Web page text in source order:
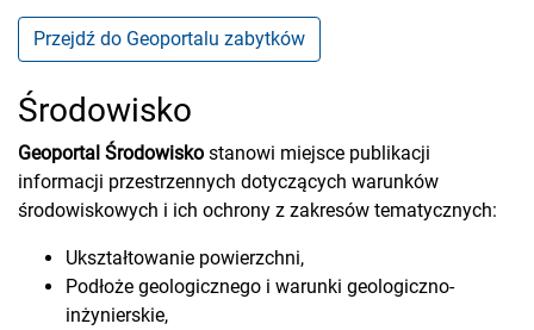
Przejdź do Geoportalu zabytków
Środowisko
Geoportal Środowisko stanowi miejsce publikacji
informacji przestrzennych dotyczących warunków
środowiskowych i ich ochrony z zakresów tematycznych:
Ukształtowanie powierzchni,
Podłoże geologicznego i warunki geologiczno-
inżynierskie,